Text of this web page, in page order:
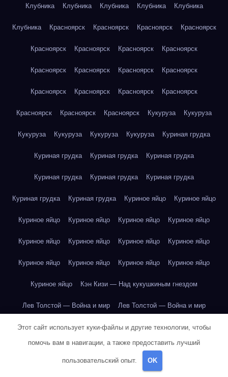
Клубника Клубника Клубника Клубника Клубника
Клубника Красноярск Красноярск Красноярск Красноярск
Красноярск Красноярск Красноярск Красноярск
Красноярск Красноярск Красноярск Красноярск
Красноярск Красноярск Красноярск Красноярск
Красноярск Красноярск Красноярск Кукуруза Кукуруза
Кукуруза Кукуруза Кукуруза Кукуруза Куриная грудка
Куриная грудка Куриная грудка Куриная грудка
Куриная грудка Куриная грудка Куриная грудка
Куриная грудка Куриная грудка Куриное яйцо Куриное яйцо
Куриное яйцо Куриное яйцо Куриное яйцо Куриное яйцо
Куриное яйцо Куриное яйцо Куриное яйцо Куриное яйцо
Куриное яйцо Куриное яйцо Куриное яйцо Куриное яйцо
Куриное яйцо Кэн Кизи — Над кукушкиным гнездом
Лев Толстой — Война и мир Лев Толстой — Война и мир
Лев Толстой — Война и мир Лев Толстой — Война и мир
Лев Толстой — Война и мир Лев Толстой — Война и мир
Лев Толстой — Война и мир
Этот сайт использует куки-файлы и другие технологии, чтобы
помочь вам в навигации, а также предоставить лучший
пользовательский опыт. OK